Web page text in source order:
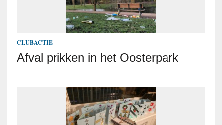
CLUBACTIE
Afval prikken in het Oosterpark